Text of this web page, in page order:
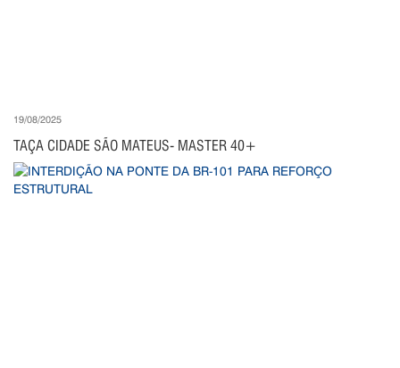
19/08/2025
TAÇA CIDADE SÃO MATEUS- MASTER 40+